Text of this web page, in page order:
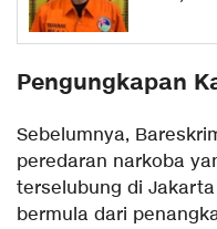
Pengungkapan
Sebelumnya,
peredaran narkoba
terselubung di
bermula dari